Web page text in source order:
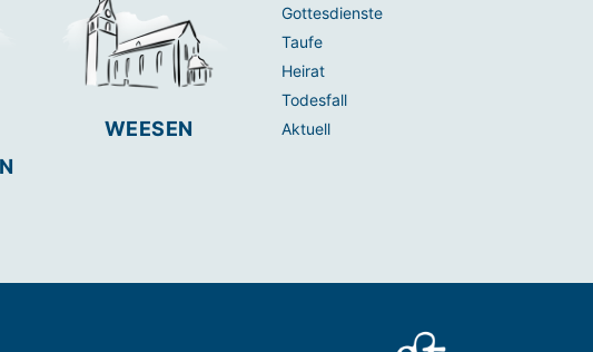
WEESEN
Gottesdienste
Taufe
Heirat
Todesfall
Aktuell